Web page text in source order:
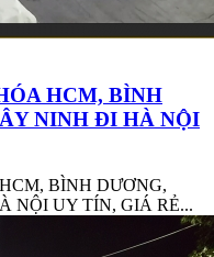
HCM, BÌNH
NINH ĐI HÀ NỘI
BÌNH DƯƠNG,
NỘI UY TÍN, GIÁ RẺ...